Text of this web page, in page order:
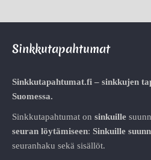
Sinkkutapahtumat
Sinkkutapahtumat.fi – sinkkujen
Suomessa.
Sinkkutapahtumat on sinkuille
seuran löytämiseen: Sinkuille
seuranhaku sekä sisällöt.